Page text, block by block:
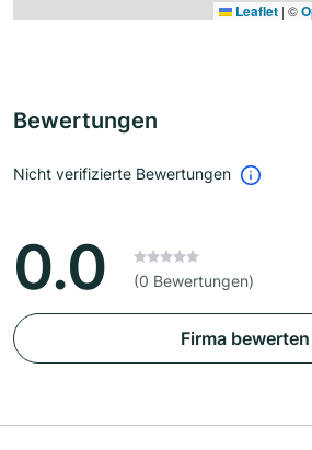
Leaflet | ©
Bewertungen
Nicht verifizierte Bewertungen
0.0 (0 Bewertungen)
Firma bewerten